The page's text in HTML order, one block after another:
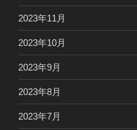
2023年11月
2023年10月
2023年9月
2023年8月
2023年7月